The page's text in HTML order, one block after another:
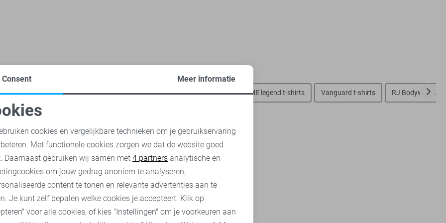
Cast Iron t-shirts Gabbiano t-shirts NO-EXCESS t-shirts PME legend t-shirts Vanguard t-shirts RJ Bodywear t-
cookies
cookies Marketing cookies
Consent Meer informatie
cookies en vergelijkbare technieken om je gebruikservaring
Met functionele cookies zorgen we dat de website goed
Daarnaast gebruiken wij samen met 4 partners analytische en
om jouw gedrag anoniem te analyseren,
content te tonen en relevante advertenties aan te
Je kunt zelf bepalen welke cookies je accepteert. Klik op
voor alle cookies, of kies "Instellingen" om je voorkeuren aan